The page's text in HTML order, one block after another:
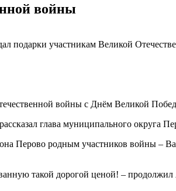
войны
войны с Днём Великой
глава муниципального округа
Перово родным участников войны –
такой дорогой ценой! –